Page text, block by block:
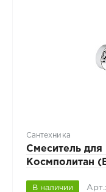
Сантехника
Смеситель для
Космполитан
В наличии